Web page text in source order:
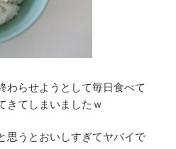
わらせようとして毎日食べて
きてしまいましたｗ
思うとおいしすぎてヤバイで